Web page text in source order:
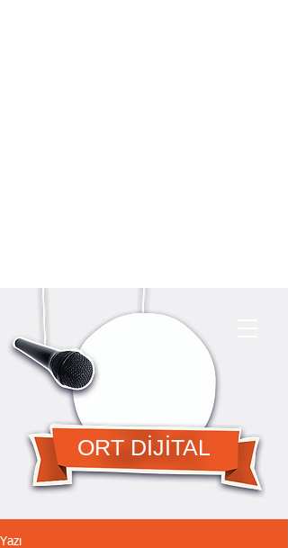
ORT DİJİTAL
Yazı